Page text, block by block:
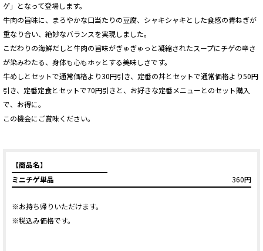
ゲ」となって登場します。
牛肉の旨味に、まろやかな口当たりの豆腐、シャキシャキとした食感の青ねぎが
重なり合い、絶妙なバランスを実現しました。
こだわりの海鮮だしと牛肉の旨味がぎゅぎゅっと凝縮されたスープにチゲの辛さ
が染みわたる、身体も心もホッとする美味しさです。
牛めしとセットで通常価格より30円引き、定番の丼とセットで通常価格より50円
引き、定番定食とセットで70円引きと、お好きな定番メニューとのセット購入
で、お得に。
この機会にご賞味ください。
【商品名】
ミニチゲ単品
360円
※お持ち帰りいただけます。
※税込み価格です。